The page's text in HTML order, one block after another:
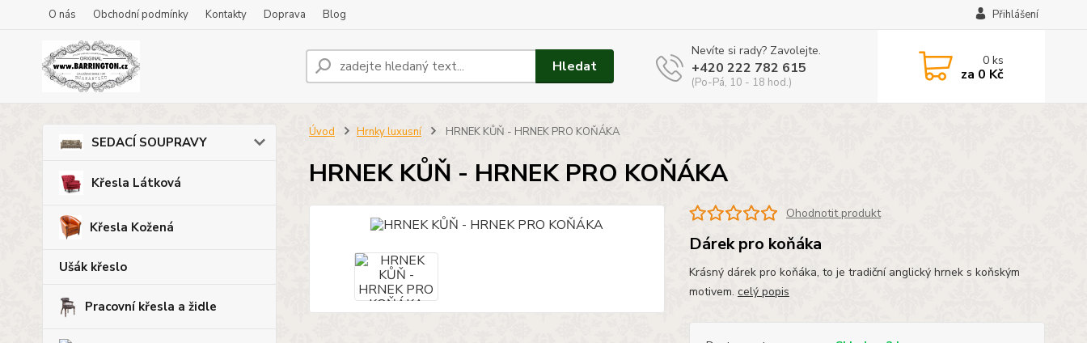
O nás Obchodní podmínky Kontakty Doprava Blog Přihlášení
Hledat
Nevíte si rady? Zavolejte.
+420 222 782 615
(Po-Pá, 10 - 18 hod.)
0ks
za 0 Kč
SEDACÍ SOUPRAVY
Křesla Látková
Křesla Kožená
Ušák křeslo
Pracovní křesla a židle
Úvod Hrnky luxusní HRNEK KŮŇ - HRNEK PRO KOŇÁKA
HRNEK KŮŇ - HRNEK PRO KOŇÁKA
Ohodnotit produkt
Dárek pro koňáka
Krásný dárek pro koňáka, to je tradiční anglický hrnek s koňským
motivem. celý popis